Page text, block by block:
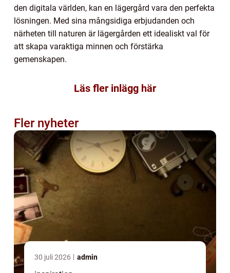
den digitala världen, kan en lägergård vara den perfekta
lösningen. Med sina mångsidiga erbjudanden och
närheten till naturen är lägergården ett idealiskt val för
att skapa varaktiga minnen och förstärka
gemenskapen.
Läs fler inlägg här
Fler nyheter
30 juli 2026 admin